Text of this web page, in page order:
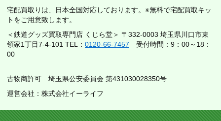
宅配買取りは、日本全国対応しております。※無料で宅配買取キッ
トをご用意致します。
＜鉄道グッズ買取専門店 くじら堂＞ 〒332-0003 埼玉県川口市東
領家1丁目7-4-101 TEL： 0120-66-7457 受付時間：9：00～18：
00
古物商許可 埼玉県公安委員会 第431030028350号
運営会社：株式会社イーライフ